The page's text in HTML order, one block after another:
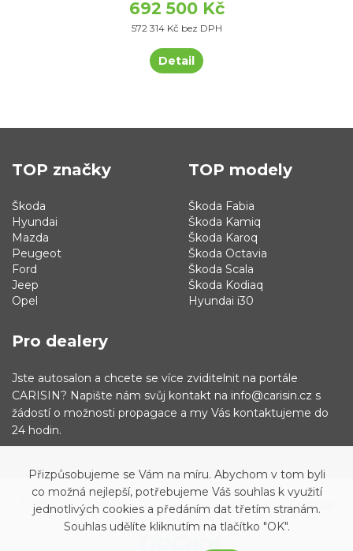
692 500 Kč
572 314 Kč bez DPH
Detail
TOP značky
Škoda
Hyundai
Mazda
Peugeot
Ford
Jeep
Opel
TOP modely
Škoda Fabia
Škoda Kamiq
Škoda Karoq
Škoda Octavia
Škoda Scala
Škoda Kodiaq
Hyundai i30
Pro dealery
Jste autosalon a chcete se více zviditelnit na portále
CARISIN? Napište nám svůj kontakt na info@carisin.cz s
žádostí o možnosti propagace a my Vás kontaktujeme do
24 hodin.
© 2019 - 2021 Carisin.cz Archiv vozů Facebook
Přizpůsobujeme se Vám na míru. Abychom v tom byli
co možná nejlepší, potřebujeme Váš souhlas k využití
jednotlivých cookies a předáním dat třetím stranám.
Souhlas udělíte kliknutím na tlačítko "OK".